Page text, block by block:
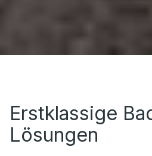
Erstklassige
Lösungen